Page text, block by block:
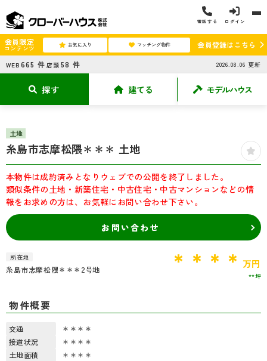
電話する ログイン
会員限定
コンテンツ お気に入り マッチング物件 会員登録はこちら
WEB 665 件 店頭 58 件 2026.08.06 更新
探す 建てる モデルハウス
土地
糸島市志摩松隈＊＊＊ 土地
本物件は成約済みとなりウェブでの公開を終了しました。
類似条件の土地・新築住宅・中古住宅・中古マンションなどの情
報をお求めの方は、お気軽にお問い合わせ下さい。
お問い合わせ
所在地
糸島市志摩松隈＊＊＊2号地 ＊＊＊＊ 万円
**坪
物件概要
交通
＊＊＊＊
接道状況
＊＊＊＊
土地面積
＊＊＊＊